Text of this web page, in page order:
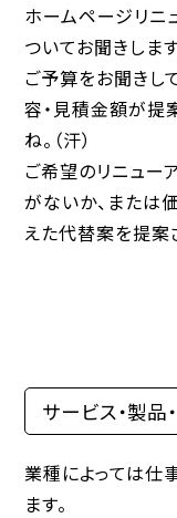
ホームページリニ
ついてお聞きします
ご予算をお聞きし
容・見積金額が提
ね。（汗）
ご希望のリニュー
がないか、また
えた代替案を提案
サービス・製品
業種によっては仕
ます。